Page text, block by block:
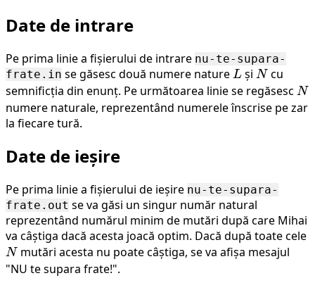
Date de intrare
Pe prima linie a fișierului de intrare nu-te-supara-
frate.in se găsesc două numere natureL
L și N
N cu
semnificția din enunț. Pe următoarea linie se regăsesc N
N
numere naturale, reprezentând numerele înscrise pe zar
la fiecare tură.
Date de ieșire
Pe prima linie a fișierului de ieșire nu-te-supara-
frate.out se va găsi un singur număr natural
reprezentând numărul minim de mutări după care Mihai
va câștiga dacă acesta joacă optim. Dacă după toate cele
N mutări acesta nu poate câștiga, se va afișa mesajul
"NU te supara frate!".